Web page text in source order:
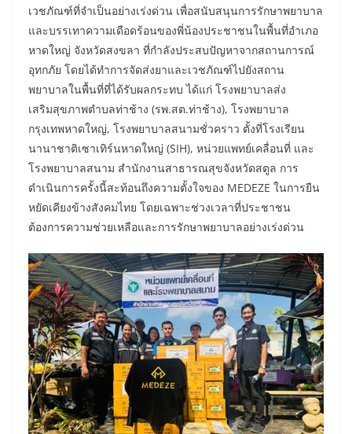
เวชภัณฑ์ที่จำเป็นอย่างเร่งด่วน เพื่อสนับสนุนการรักษาพยาบาล
และบรรเทาความเดือดร้อนของพี่น้องประชาชนในพื้นที่อำเภอ
หาดใหญ่ จังหวัดสงขลา ที่กำลังประสบปัญหาจากสถานการณ์
อุทกภัย โดยได้ทำการจัดส่งยาและเวชภัณฑ์ไปยังสถาน
พยาบาลในพื้นที่ที่ได้รับผลกระทบ ได้แก่ โรงพยาบาลส่ง
เสริมสุขภาพตำบลท่าช้าง (รพ.สต.ท่าช้าง), โรงพยาบาล
กรุงเทพหาดใหญ่, โรงพยาบาลสนามชั่วคราว ตั้งที่โรงเรียน
นานาชาติเซาเทิร์นหาดใหญ่ (SIH), หน่วยแพทย์เคลื่อนที่ และ
โรงพยาบาลสนาม สำนักงานสาธารณสุขจังหวัดสตูล การ
ดำเนินการครั้งนี้สะท้อนถึงความตั้งใจของ MEDEZE ในการยืน
หยัดเคียงข้างสังคมไทย โดยเฉพาะช่วงเวลาที่ประชาชน
ต้องการความช่วยเหลือและการรักษาพยาบาลอย่างเร่งด่วน